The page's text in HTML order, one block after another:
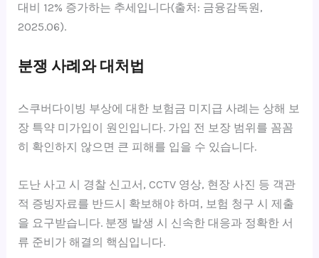
대비 12% 증가하는 추세입니다(출처: 금융감독원,
2025.06).
분쟁 사례와 대처법
스쿠버다이빙 부상에 대한 보험금 미지급 사례는 상해 보
장 특약 미가입이 원인입니다. 가입 전 보장 범위를 꼼꼼
히 확인하지 않으면 큰 피해를 입을 수 있습니다.
도난 사고 시 경찰 신고서, CCTV 영상, 현장 사진 등 객관
적 증빙자료를 반드시 확보해야 하며, 보험 청구 시 제출
을 요구받습니다. 분쟁 발생 시 신속한 대응과 정확한 서
류 준비가 해결의 핵심입니다.